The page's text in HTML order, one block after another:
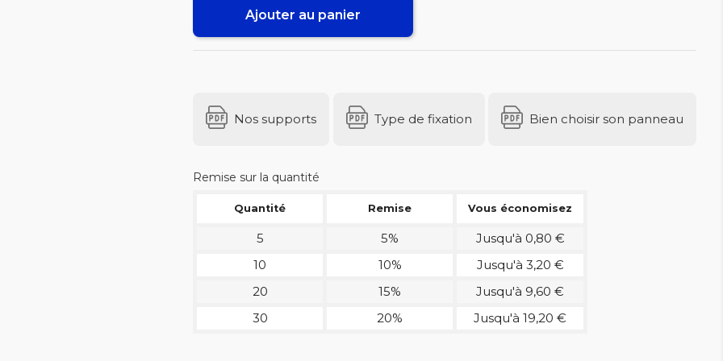
Ajouter au panier
Nos supports Type de fixation Bien choisir son panneau
Remise sur la quantité
Quantité Remise Vous économisez
5 5%
Jusqu'à 0,80 €
10
10%
Jusqu'à 3,20 €
20
15%
Jusqu'à 9,60 €
30
20% Jusqu'à 19,20 €